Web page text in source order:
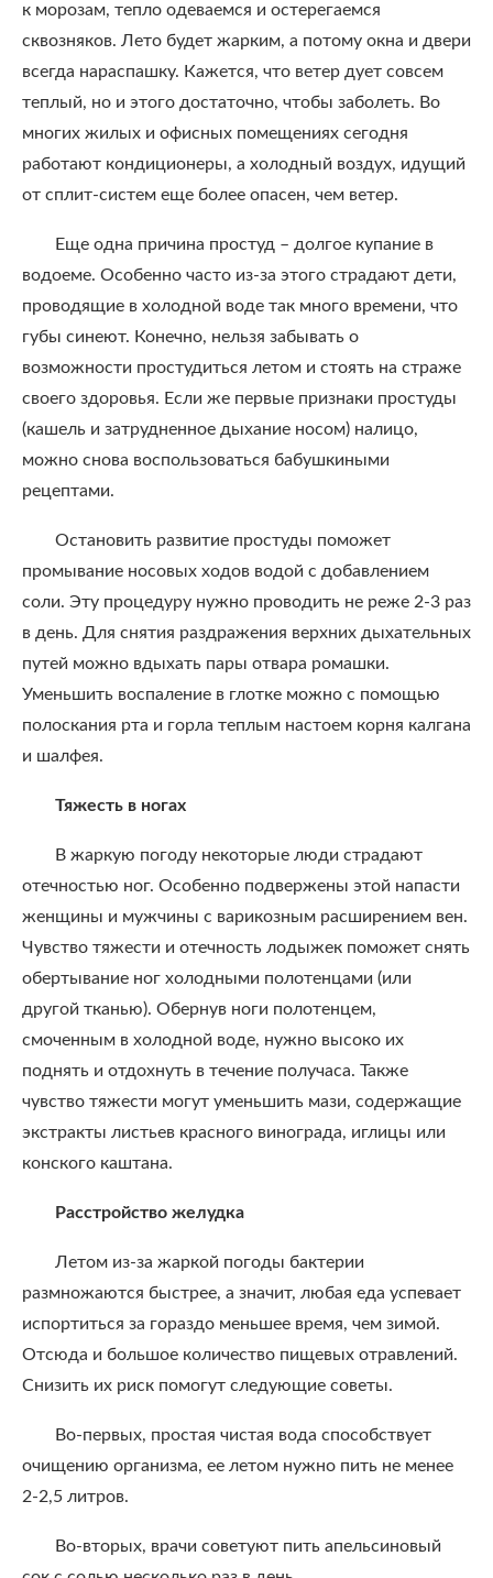
к морозам, тепло одеваемся и остерегаемся
сквозняков. Лето будет жарким, а потому окна и двери
всегда нараспашку. Кажется, что ветер дует совсем
теплый, но и этого достаточно, чтобы заболеть. Во
многих жилых и офисных помещениях сегодня
работают кондиционеры, а холодный воздух, идущий
от сплит-систем еще более опасен, чем ветер.
Еще одна причина простуд – долгое купание в
водоеме. Особенно часто из-за этого страдают дети,
проводящие в холодной воде так много времени, что
губы синеют. Конечно, нельзя забывать о
возможности простудиться летом и стоять на страже
своего здоровья. Если же первые признаки простуды
(кашель и затрудненное дыхание носом) налицо,
можно снова воспользоваться бабушкиными
рецептами.
Остановить развитие простуды поможет
промывание носовых ходов водой с добавлением
соли. Эту процедуру нужно проводить не реже 2-3 раз
в день. Для снятия раздражения верхних дыхательных
путей можно вдыхать пары отвара ромашки.
Уменьшить воспаление в глотке можно с помощью
полоскания рта и горла теплым настоем корня калгана
и шалфея.
Тяжесть в ногах
В жаркую погоду некоторые люди страдают
отечностью ног. Особенно подвержены этой напасти
женщины и мужчины с варикозным расширением вен.
Чувство тяжести и отечность лодыжек поможет снять
обертывание ног холодными полотенцами (или
другой тканью). Обернув ноги полотенцем,
смоченным в холодной воде, нужно высоко их
поднять и отдохнуть в течение получаса. Также
чувство тяжести могут уменьшить мази, содержащие
экстракты листьев красного винограда, иглицы или
конского каштана.
Расстройство желудка
Летом из-за жаркой погоды бактерии
размножаются быстрее, а значит, любая еда успевает
испортиться за гораздо меньшее время, чем зимой.
Отсюда и большое количество пищевых отравлений.
Снизить их риск помогут следующие советы.
Во-первых, простая чистая вода способствует
очищению организма, ее летом нужно пить не менее
2-2,5 литров.
Во-вторых, врачи советуют пить апельсиновый